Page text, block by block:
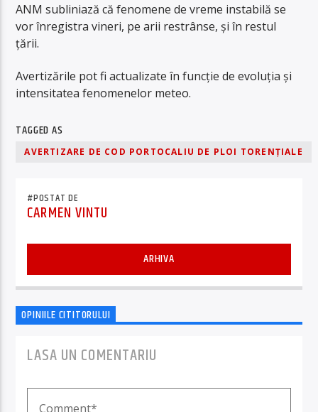
ANM subliniază că fenomene de vreme instabilă se
vor înregistra vineri, pe arii restrânse, și în restul
țării.
Avertizările pot fi actualizate în funcție de evoluția și
intensitatea fenomenelor meteo.
TAGGED AS
AVERTIZARE DE COD PORTOCALIU DE PLOI TORENȚIALE
#POSTAT DE
CARMEN VINTU
ARHIVA
OPINIILE CITITORULUI
LASA UN COMENTARIU